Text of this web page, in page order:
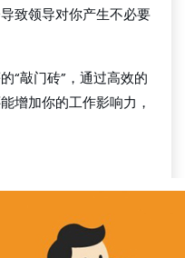
致领导对你产生不必要
“敲门砖”，通过高效的
增加你的工作影响力，